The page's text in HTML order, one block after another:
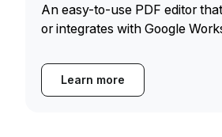
An easy-to-use PDF editor
or integrates with Google
Learn more